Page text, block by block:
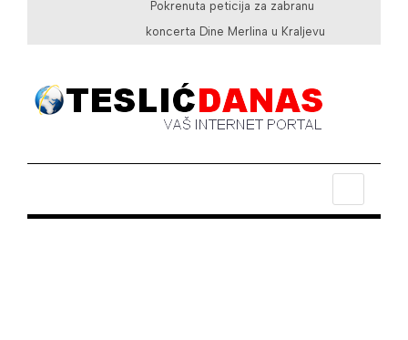
Pokrenuta peticija za zabranu
koncerta Dine Merlina u Kraljevu